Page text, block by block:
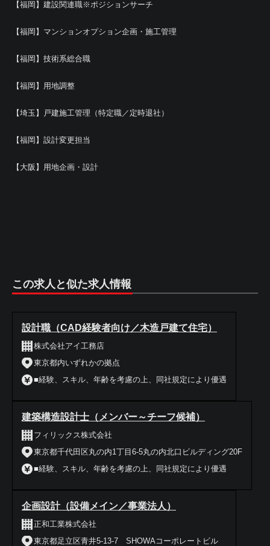
【福岡】建設関連職※ポジションサーチ
【福岡】マンションオプション企画・施工管理
【福岡】技術系総合職
【福岡】用地調整
【埼玉】戸建施工管理（特定職／定時退社）
【福岡】設計変更担当
【大阪】用地企画・設計
この求人と似た求人情報
設計職（CAD経験者向け／木造戸建て住宅）
株式会社アイ工務店
東京都内いずれかの拠点
■経験、スキル、年齢を考慮の上、同社規定により優遇
建築構造設計士（メンバー～チーフ候補）
フィリックス株式会社
東京都千代田区丸の内1丁目6-5丸の内北口ビルディング20F
■経験、スキル、年齢を考慮の上、同社規定により優遇
企画設計（設備メイン／事業法人）
正和工業株式会社
東京都足立区青井5-13-7 SHOWAコーポレートビル